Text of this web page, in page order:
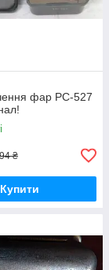
фар РС-527
94 ₴
Купити